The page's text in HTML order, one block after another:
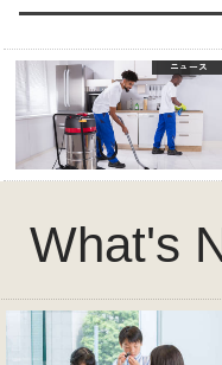
ニュース
What's